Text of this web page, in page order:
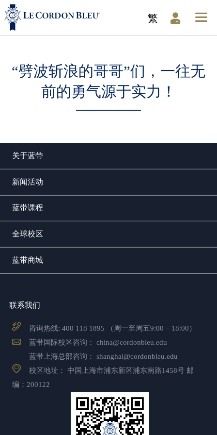
繁
“劈波斩浪的哥哥”们，一往无
前的勇气源于实力！
关于蓝带
新闻活动
蓝带课程
全球校区
蓝带商城
联系我们
咨询热线:400 118 1895 （周一至周五9:00 – 18:00）
蓝带国际校区咨询：china@cordonbleu.edu
蓝带上海总部咨询：shanghai@cordonbleu.edu
校区地址： 中国上海市浦东新区浦东南路1458号 邮
编：200122